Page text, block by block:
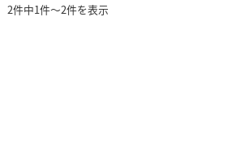
2件中1件～2件を表示